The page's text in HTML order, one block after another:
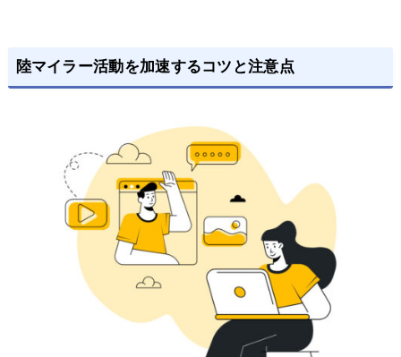
陸マイラー活動を加速するコツと注意点